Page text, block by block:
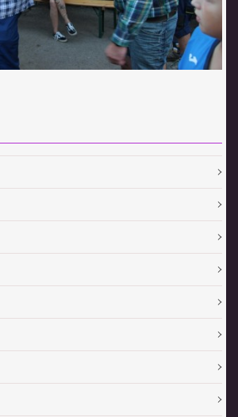
Občerstvovna U Jeroušků
723 317 805
|